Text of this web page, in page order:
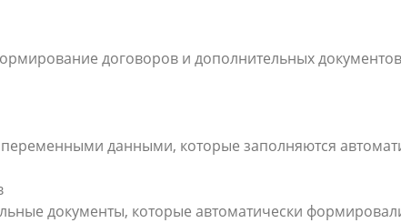
договоров и дополнительных
данными, которые заполняются
документы, которые автоматически